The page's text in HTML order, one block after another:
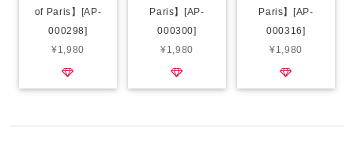
of Paris】[AP-
000298]
¥1,980
Paris】[AP-
000300]
¥1,980
Paris】[AP-
000316]
¥1,980